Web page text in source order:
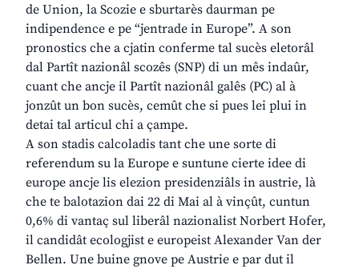
de Union, la Scozie e sburtarès daurman pe
indipendence e pe “jentrade in Europe”. A son
pronostics che a cjatin conferme tal sucès eletorâl
dal Partît nazionâl scozês (SNP) di un mês indaûr,
cuant che ancje il Partît nazionâl galês (PC) al à
jonzût un bon sucès, cemût che si pues lei plui in
detai tal articul chi a çampe.
A son stadis calcoladis tant che une sorte di
referendum su la Europe e suntune cierte idee di
europe ancje lis elezion presidenziâls in austrie, là
che te balotazion dai 22 di Mai al à vinçût, cuntun
0,6% di vantaç sul liberâl nazionalist Norbert Hofer,
il candidât ecologjist e europeist Alexander Van der
Bellen. Une buine gnove pe Austrie e par dut il